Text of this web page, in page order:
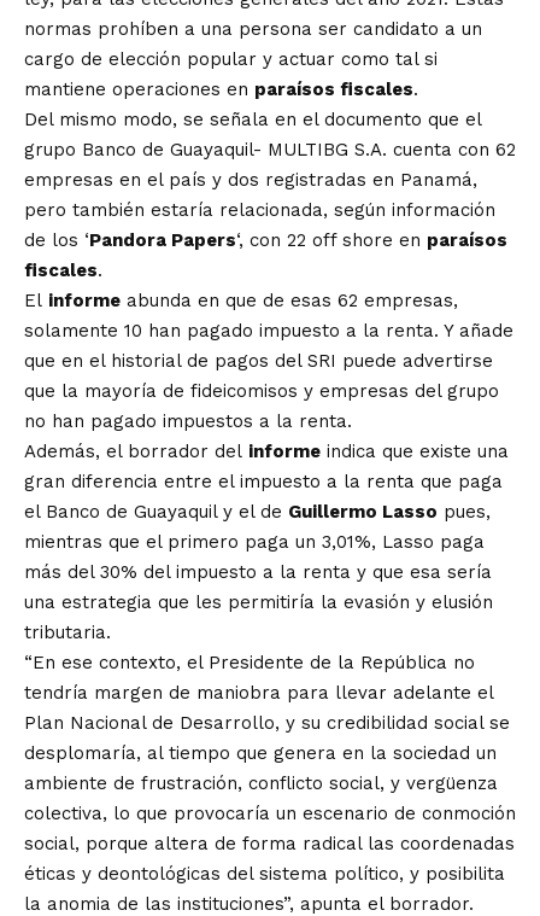
normas prohíben a una persona ser candidato a un
cargo de elección popular y actuar como tal si
mantiene operaciones en paraísos fiscales.
Del mismo modo, se señala en el documento que el
grupo Banco de Guayaquil- MULTIBG S.A. cuenta con 62
empresas en el país y dos registradas en Panamá,
pero también estaría relacionada, según información
de los ‘Pandora Papers‘, con 22 off shore en paraísos
fiscales.
El informe abunda en que de esas 62 empresas,
solamente 10 han pagado impuesto a la renta. Y añade
que en el historial de pagos del SRI puede advertirse
que la mayoría de fideicomisos y empresas del grupo
no han pagado impuestos a la renta.
Además, el borrador del informe indica que existe una
gran diferencia entre el impuesto a la renta que paga
el Banco de Guayaquil y el de Guillermo Lasso pues,
mientras que el primero paga un 3,01%, Lasso paga
más del 30% del impuesto a la renta y que esa sería
una estrategia que les permitiría la evasión y elusión
tributaria.
“En ese contexto, el Presidente de la República no
tendría margen de maniobra para llevar adelante el
Plan Nacional de Desarrollo, y su credibilidad social se
desplomaría, al tiempo que genera en la sociedad un
ambiente de frustración, conflicto social, y vergüenza
colectiva, lo que provocaría un escenario de conmoción
social, porque altera de forma radical las coordenadas
éticas y deontológicas del sistema político, y posibilita
la anomia de las instituciones”, apunta el borrador.